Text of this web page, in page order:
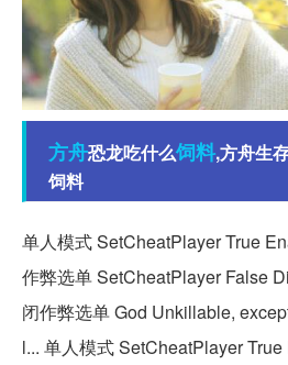
方舟恐龙吃什么饲料,方舟生
饲料
单人模式 SetCheatPlayer True
作弊选单 SetCheatPlayer False
闭作弊选单 God Unkillable,
l... 单人模式 SetCheatPlayer